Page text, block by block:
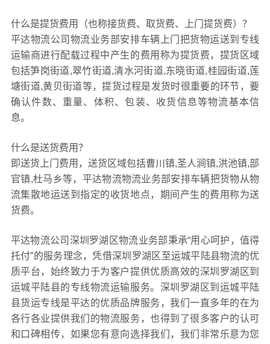
什么是提货费用（也称接货费、取货费、上门提货费）？
平达物流公司物流业务部安排车辆上门把货物运送到专线
运输商进行配载过程中产生的费用称为提货费，提货区域
包括笋岗街道,翠竹街道,清水河街道,东晓街道,桂园街道,莲
塘街道,黄贝街道等，提货过程是发货时很重要的环节，要
确认件数、重量、体积、包装、收货信息等物流基本信
息。
什么是送货费用？
即送货上门费用，送货区域包括曹川镇,圣人涧镇,洪池镇,部
官镇,杜马乡等，平达物流物流业务部安排车辆把货物从物
流集散地运送到指定的收货地点，期间产生的费用称为送
货费。
平达物流公司深圳罗湖区物流业务部秉承“用心呵护，值得
托付”的服务理念，凭借深圳罗湖区至运城平陆县物流的优
质平台，始终致力于为客户提供优质高效的深圳罗湖区到
运城平陆县的专线物流运输服务。深圳罗湖区到运城平陆
县货运专线是平达的优质品牌服务，我们一直多年的在为
各行各业提供我们的物流服务，也得到了很多客户的认可
和口碑相传，如果您有意向选择我们，我们非常乐意为您